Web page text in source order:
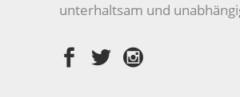
unterhaltsam und